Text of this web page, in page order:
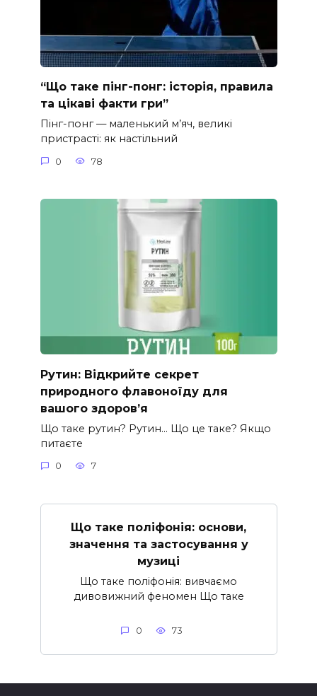
“Що таке пінг-понг: історія, правила
та цікаві факти гри”
Пінг-понг — маленький м’яч, великі
пристрасті: як настільний
0 78
Рутин: Відкрийте секрет
природного флавоноїду для
вашого здоров’я
Що таке рутин? Рутин… Що це таке? Якщо
питаєте
0 7
Що таке поліфонія: основи,
значення та застосування у
музиці
Що таке поліфонія: вивчаємо
дивовижний феномен Що таке
0 73